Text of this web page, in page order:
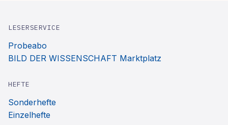
LESERSERVICE
Probeabo
BILD DER WISSENSCHAFT Marktplatz
HEFTE
Sonderhefte
Einzelhefte